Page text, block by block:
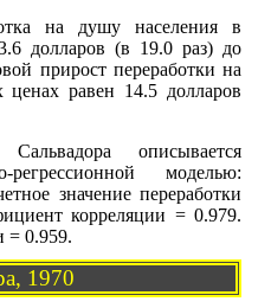
на душу населения в
долларов (в 19.0 раз) до
прирост переработки на
равен 14.5 долларов
описывается
регрессионной моделью:
значение переработки
корреляции = 0.979.
= 0.959.
1970